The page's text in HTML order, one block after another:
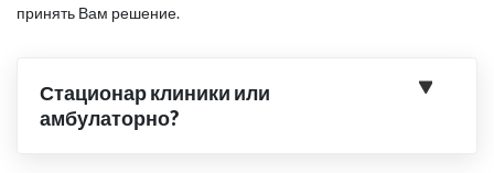
принять Вам решение.
Стационар клиники или
амбулаторно?